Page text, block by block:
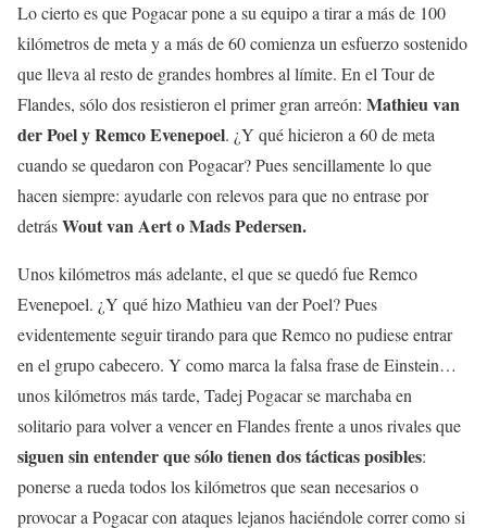
Lo cierto es que Pogacar pone a su equipo a tirar a más de 100
kilómetros de meta y a más de 60 comienza un esfuerzo sostenido
que lleva al resto de grandes hombres al límite. En el Tour de
Flandes, sólo dos resistieron el primer gran arreón: Mathieu van
der Poel y Remco Evenepoel. ¿Y qué hicieron a 60 de meta
cuando se quedaron con Pogacar? Pues sencillamente lo que
hacen siempre: ayudarle con relevos para que no entrase por
detrásWout van Aert o Mads Pedersen.
Unos kilómetros más adelante, el que se quedó fue Remco
Evenepoel. ¿Y qué hizo Mathieu van der Poel? Pues
evidentemente seguir tirando para que Remco no pudiese entrar
en el grupo cabecero. Y como marca la falsa frase de Einstein…
unos kilómetros más tarde, Tadej Pogacar se marchaba en
solitario para volver a vencer en Flandes frente a unos rivales que
siguen sin entender que sólo tienen dos tácticas posibles:
ponerse a rueda todos los kilómetros que sean necesarios o
provocar a Pogacar con ataques lejanos haciéndole correr como si